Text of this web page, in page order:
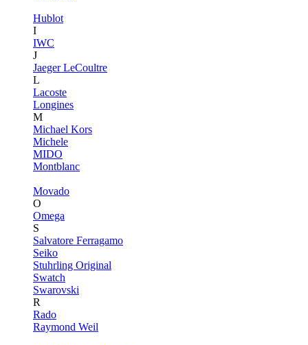
Hublot
I
IWC
J
Jaeger LeCoultre
L
Lacoste
Longines
M
Michael Kors
Michele
MIDO
Montblanc
Movado
O
Omega
S
Salvatore Ferragamo
Seiko
Stuhrling Original
Swatch
Swarovski
R
Rado
Raymond Weil